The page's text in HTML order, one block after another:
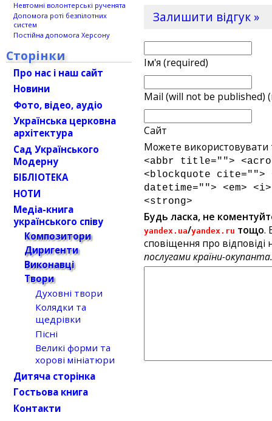
Залишити відгук »
Ім'я (required)
Mail (will not be published)
Сайт
Можете використовувати
<abbr title="">
<blockquote cite="">
datetime=""> <em>
<strong>
Будь ласка, не
yandex.ua/yandex.ru тощо.
сповіщення про відповіді
послугами країни-
Невтомні волонтерські рученята
Допомога роті безпілотних
систем
Постійна допомога Херсону
Сторінки
Про нас і наш сайт
Новини
Фото, відео, аудіо
Українська церковна
архітектура
Сад Українського
Модерну
БІБЛІОТЕКА
НОТИ
Медіа-книга
українського співу
Композитори
Диригенти
Виконавці
Твори
Духовні твори
Колядки та
щедрівки
Пісні
Великі форми та
хорові мініатюри
Дитяча сторінка
Гостьова книга
Контакти